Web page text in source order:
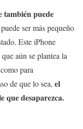
también puede
ser más pequeño
Este iPhone
aún se plantea la
para
de que lo sea, el
que desaparezca.